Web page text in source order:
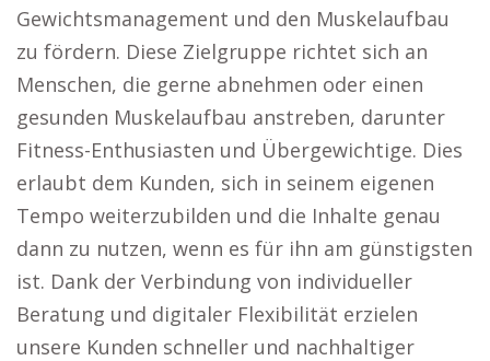
Gewichtsmanagement und den Muskelaufbau
zu fördern. Diese Zielgruppe richtet sich an
Menschen, die gerne abnehmen oder einen
gesunden Muskelaufbau anstreben, darunter
Fitness-Enthusiasten und Übergewichtige. Dies
erlaubt dem Kunden, sich in seinem eigenen
Tempo weiterzubilden und die Inhalte genau
dann zu nutzen, wenn es für ihn am günstigsten
ist. Dank der Verbindung von individueller
Beratung und digitaler Flexibilität erzielen
unsere Kunden schneller und nachhaltiger